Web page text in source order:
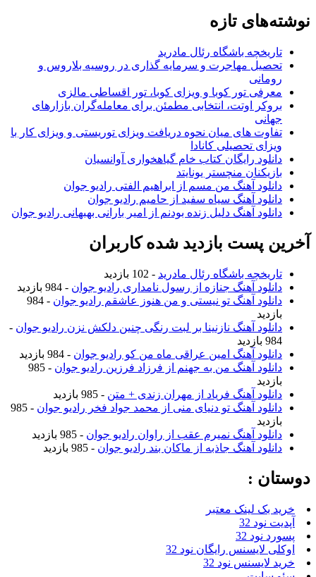
نوشته‌های تازه
تاریخچه باشگاه رئال مادرید
تحصیل مهاجرت و سرمایه گذاری در روسیه بلاروس و
رومانی
معرفی تور کوبا و ویزای کوبا، تور اقساطی مالزی
بروکر اوتت، انتخابی مطمئن برای معامله‌گران بازارهای
جهانی
تفاوت های میان نحوه دریافت ویزای توریستی و ویزای کار با
ویزای تحصیلی کانادا
دانلود رایگان کتاب خام گیاهخواری آوانسیان
بازیکنان منچستر یونایتد
دانلود آهنگ من مسم از ابراهیم الفتی رادیو جوان
دانلود آهنگ سیاه سفید از حامیم رادیو جوان
دانلود آهنگ دلیل زنده بودنم از امیر بارانی بهبهانی رادیو جوان
آخرین پست بازدید شده کاربران
تاریخچه باشگاه رئال مادرید - 102 بازدید
دانلود آهنگ جنازه از رسول نامداری رادیو جوان - 984 بازدید
دانلود آهنگ تو نیستی و من هنوز عاشقم رادیو جوان
- 984
بازدید
دانلود آهنگ نازنینا بر لبت رنگی چنین دلکش نزن رادیو جوان -
984 بازدید
دانلود آهنگ امین عراقی ماه من کو رادیو جوان - 984 بازدید
دانلود آهنگ من به جهنم از فرزاد فرزین رادیو جوان
- 985
بازدید
دانلود آهنگ فریاد از مهران زندی + متن - 985 بازدید
دانلود آهنگ تو دنیای منی از محمد جواد فخر رادیو جوان
- 985
بازدید
دانلود آهنگ نمیرم عقب از راوان رادیو جوان - 985 بازدید
دانلود آهنگ جاذبه از ماکان بند رادیو جوان - 985 بازدید
دوستان :
خرید بک لینک معتبر
آپدیت نود 32
پسورد نود 32
اوکلی لایسنس رایگان نود 32
خرید لایسنس نود 32